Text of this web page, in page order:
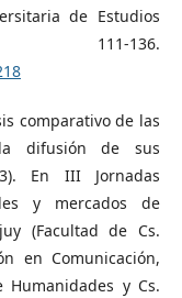
de Estudios
136.
comparativo de las
difusión de sus
En III Jornadas
y mercados de
(Facultad de Cs.
en Comunicación,
y Cs.